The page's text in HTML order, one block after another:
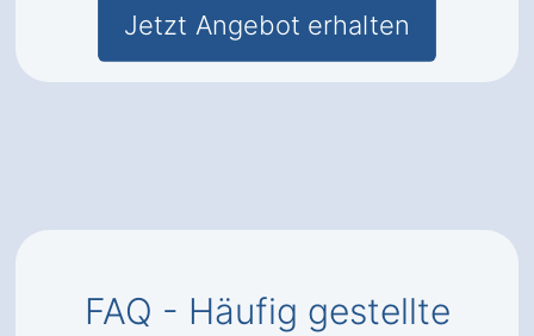
Jetzt Angebot erhalten
FAQ - Häufig gestellte